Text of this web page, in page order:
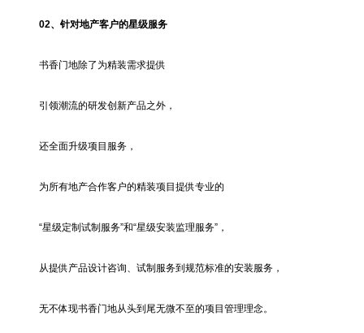
02、 针对地产客户的星级服务
书香门地除了为精装需求提供
引领潮流的研发创新产品之外，
还全面升级项目服务，
为所有地产合作客户的精装项目提供专业的
“星级定制试制服务”和“星级安装监理服务”，
从提供产品设计咨询、试制服务到规范标准的安装服务，
无不体现书香门地从头到尾无微不至的项目管理理念。